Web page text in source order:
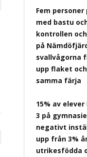
Fem
med bastu
kontrollen
på
svallvågorna
upp flaket
samma färja
15% av
3 på
negativt
upp från 3%
utrikesfödda